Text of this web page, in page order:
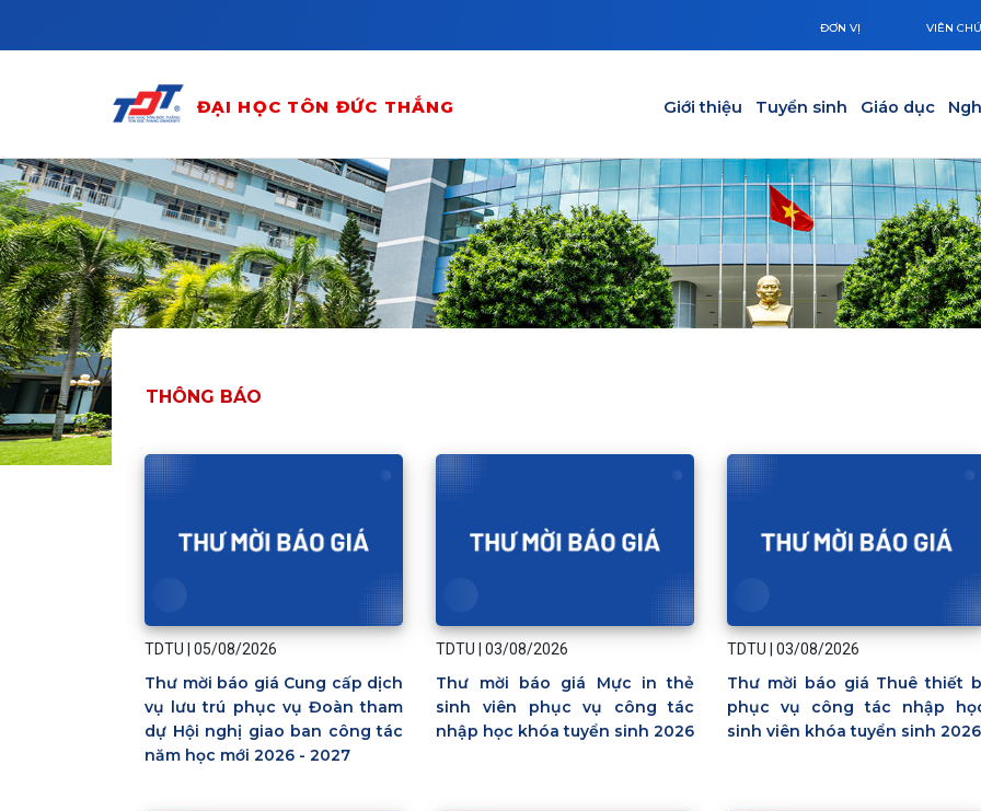
ĐƠN VỊ VIÊN
ĐẠI HỌC TÔN ĐỨC THẮNG Giới thiệu Tuyển sinh Giáo dục
THÔNG BÁO
TDTU 05/08/2026
Thư mời báo giá Cung cấp dịch
vụ lưu trú phục vụ Đoàn tham
dự Hội nghị giao ban công tác
năm học mới 2026 - 2027
TDTU |03/08/2026
Thư mời báo giá Mực in thẻ
sinh viên phục vụ công tác
nhập học khóa tuyển sinh 2026
TDTU |03/08/2026
Thư mời báo giá Thuê thiết
phục vụ công tác nhập
sinh viên khóa tuyển sinh 2026